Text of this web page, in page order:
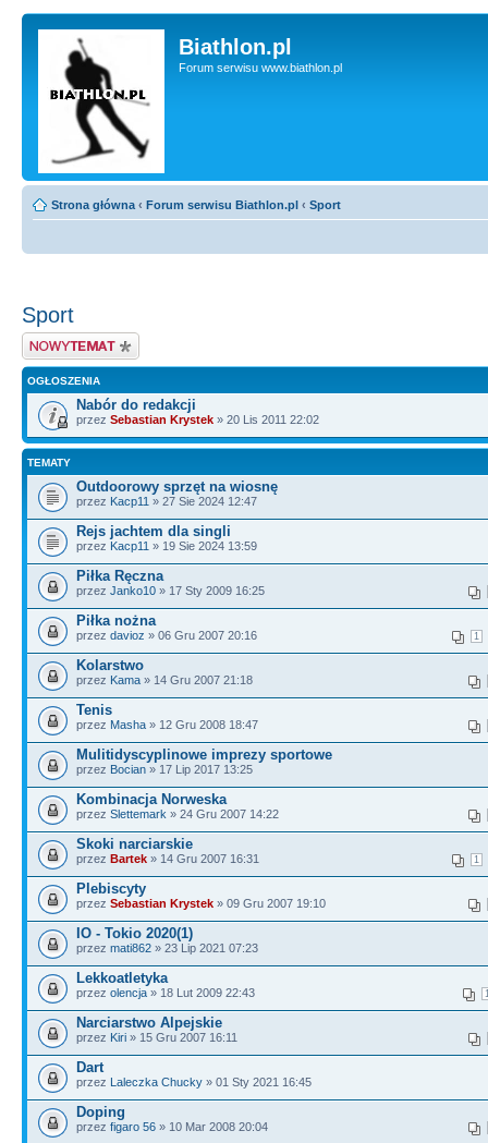
Biathlon.pl
Forum serwisu www.biathlon.pl
Strona główna ‹ Forum serwisu Biathlon.pl ‹ Sport
Sport
Wyślij nowy temat
OGŁOSZENIA
Nabór do redakcji
przez Sebastian Krystek » 20 Lis 2011 22:02
TEMATY
Outdoorowy sprzęt na wiosnę
przez Kacp11 » 27 Sie 2024 12:47
Rejs jachtem dla singli
przez Kacp11 » 19 Sie 2024 13:59
Piłka Ręczna
przez Janko10 » 17 Sty 2009 16:25
Piłka nożna
1
przez davioz » 06 Gru 2007 20:16
Kolarstwo
przez Kama » 14 Gru 2007 21:18
Tenis
przez Masha » 12 Gru 2008 18:47
Mulitidyscyplinowe imprezy sportowe
przez Bocian » 17 Lip 2017 13:25
Kombinacja Norweska
przez Slettemark » 24 Gru 2007 14:22
Skoki narciarskie
1
przez Bartek » 14 Gru 2007 16:31
Plebiscyty
przez Sebastian Krystek » 09 Gru 2007 19:10
IO - Tokio 2020(1)
przez mati862 » 23 Lip 2021 07:23
Lekkoatletyka
przez olencja » 18 Lut 2009 22:43
Narciarstwo Alpejskie
przez Kiri » 15 Gru 2007 16:11
Dart
przez Laleczka Chucky » 01 Sty 2021 16:45
Doping
przez figaro 56 » 10 Mar 2008 20:04